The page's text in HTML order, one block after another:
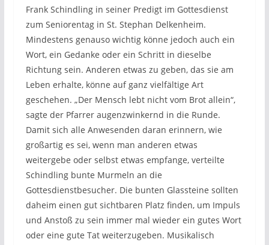
Frank Schindling in seiner Predigt im Gottesdienst
zum Seniorentag in St. Stephan Delkenheim.
Mindestens genauso wichtig könne jedoch auch ein
Wort, ein Gedanke oder ein Schritt in dieselbe
Richtung sein. Anderen etwas zu geben, das sie am
Leben erhalte, könne auf ganz vielfältige Art
geschehen. „Der Mensch lebt nicht vom Brot allein“,
sagte der Pfarrer augenzwinkernd in die Runde.
Damit sich alle Anwesenden daran erinnern, wie
großartig es sei, wenn man anderen etwas
weitergebe oder selbst etwas empfange, verteilte
Schindling bunte Murmeln an die
Gottesdienstbesucher. Die bunten Glassteine sollten
daheim einen gut sichtbaren Platz finden, um Impuls
und Anstoß zu sein immer mal wieder ein gutes Wort
oder eine gute Tat weiterzugeben. Musikalisch